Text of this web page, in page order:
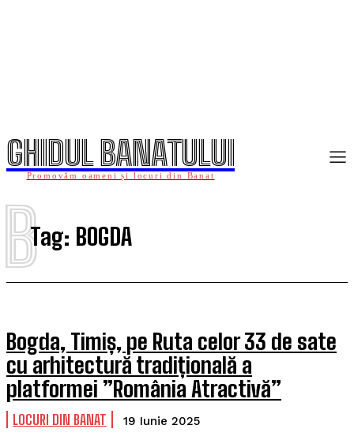
GHIDUL BANATULUI
Promovăm oameni și locuri din Banat
Tag: BOGDA
B
Bogda, Timiș, pe Ruta celor 33 de sate
cu arhitectură tradițională a
platformei ”România Atractivă”
LOCURI DIN BANAT 19 Iunie 2025